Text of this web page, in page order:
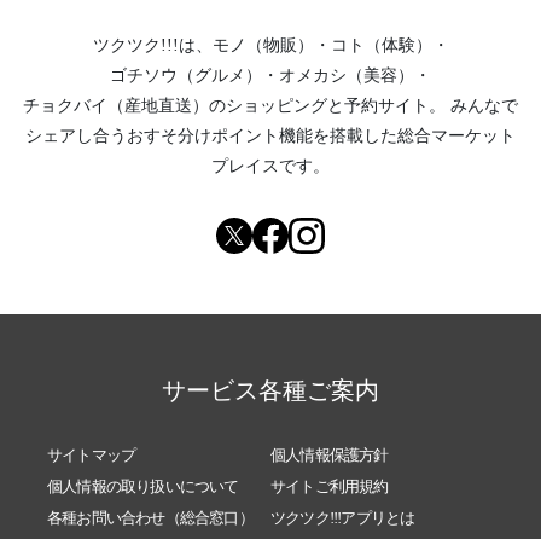
ツクツク!!!は、 モノ（物販） ・ コト（体験）
・
ゴチソウ（グルメ）
・ オメカシ（美容）
・
チョクバイ（産地直送） のショッピングと予約サイト。
みんなで
シェアし合う おすそ分けポイント機能を搭載した総合マーケット
プレイスです。
サービス各種ご案内
サイトマップ
個人情報保護方針
個人情報の取り扱いについて
サイトご利用規約
各種お問い合わせ（総合窓口）
ツクツク!!!アプリとは